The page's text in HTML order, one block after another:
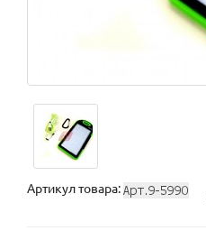
Артикул товара: